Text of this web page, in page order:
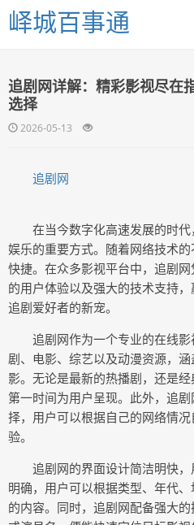
峄城百事通
追剧网详解：精彩影视尽在
选择
2026-05-13
追剧网
在当今数字化高速发展的时
娱乐的重要方式。随着网络技术
快捷。在众多影视平台中，追剧
的用户体验以及强大的技术支持
追剧爱好者的新宠。
追剧网作为一个专业的在线
剧、电影、综艺以及动漫资源，
影。无论是最新的热播剧，还是
第一时间为用户呈现。此外，追
择，用户可以根据自己的网络情
验。
追剧网的界面设计简洁明快
明确，用户可以根据类型、年代
的内容。同时，追剧网配备强大